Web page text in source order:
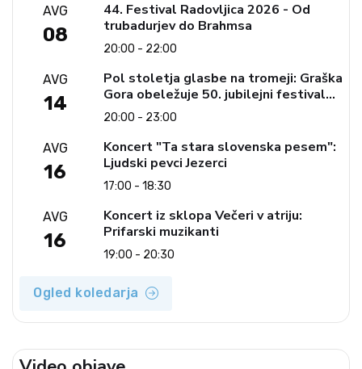
AVG
08
44. Festival Radovljica 2026 - Od
trubadurjev do Brahmsa
20:00 - 22:00
AVG
14
Pol stoletja glasbe na tromeji: Graška
Gora obeležuje 50. jubilejni festival
narodno-zabavne glasbe
20:00 - 23:00
AVG
16
Koncert "Ta stara slovenska pesem":
Ljudski pevci Jezerci
17:00 - 18:30
AVG
16
Koncert iz sklopa Večeri v atriju:
Prifarski muzikanti
19:00 - 20:30
Ogled koledarja